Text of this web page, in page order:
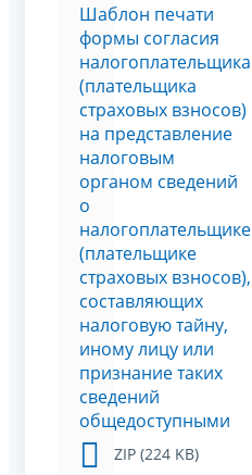
Шаблон печати
формы согласия
налогоплательщика
(плательщика
страховых взносов)
на представление
налоговым
органом сведений
о
налогоплательщике
(плательщике
страховых взносов),
составляющих
налоговую тайну,
иному лицу или
признание таких
сведений
общедоступными
ZIP (224 KB)